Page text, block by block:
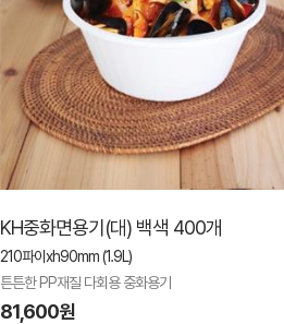
KH중화면용기(대) 백색 400개
210파이xh90mm (1.9L)
튼튼한 PP재질 다회용 중화용기
81,600원